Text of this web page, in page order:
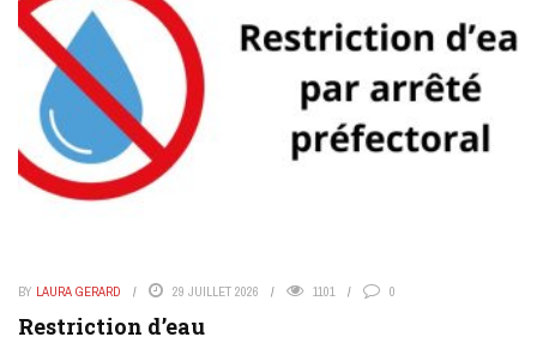
BY LAURA GERARD 29 JUILLET 2026 1101 0
Restriction d’eau